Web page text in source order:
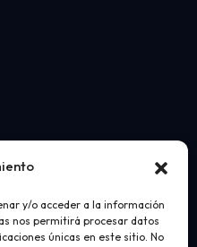
y/o acceder a la información
nos permitirá procesar datos
únicas en este sitio. No